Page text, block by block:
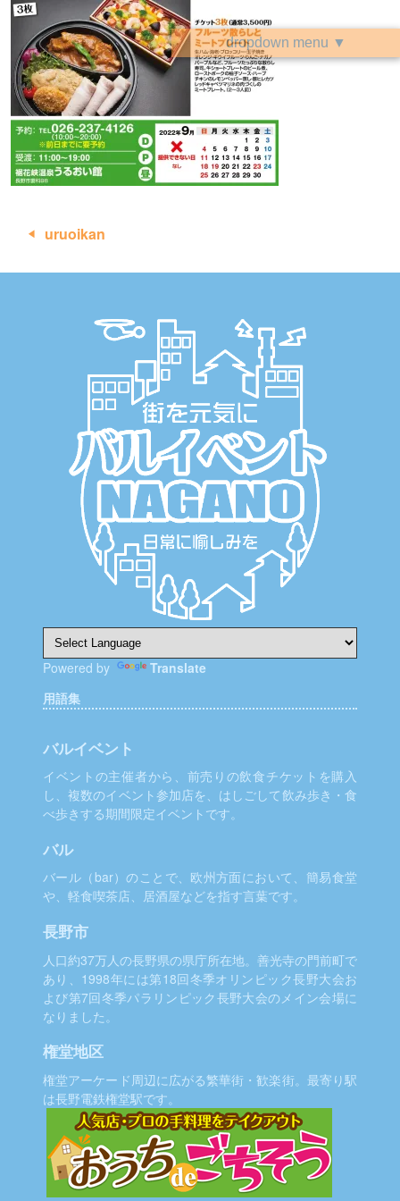
稿
uruoikan
Powered by
Translate
用語集
バルイベント
イベントの主催者から、前売りの飲食チケットを購入
し、複数のイベント参加店を、はしごして飲み歩き・食
べ歩きする期間限定イベントです。
バル
バール（bar）のことで、欧州方面において、簡易食堂
や、軽食喫茶店、居酒屋などを指す言葉です。
長野市
人口約37万人の長野県の県庁所在地。善光寺の門前町で
あり、1998年には第18回冬季オリンピック長野大会お
よび第7回冬季パラリンピック長野大会のメイン会場に
なりました。
権堂地区
権堂アーケード周辺に広がる繁華街・歓楽街。最寄り駅
は長野電鉄権堂駅です。
dropdown menu ▼